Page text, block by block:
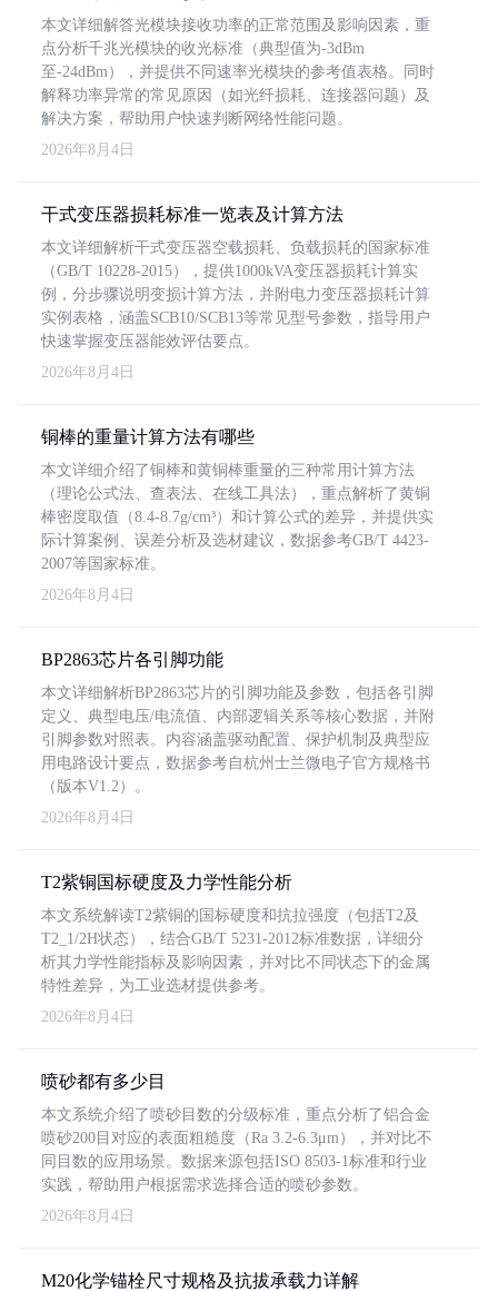
本文详细解答光模块接收功率的正常范围及影响因素，重
点分析千兆光模块的收光标准（典型值为-3dBm
至-24dBm），并提供不同速率光模块的参考值表格。同时
解释功率异常的常见原因（如光纤损耗、连接器问题）及
解决方案，帮助用户快速判断网络性能问题。
2026年8月4日
干式变压器损耗标准一览表及计算方法
本文详细解析干式变压器空载损耗、负载损耗的国家标准
（GB/T 10228-2015），提供1000kVA变压器损耗计算实
例，分步骤说明变损计算方法，并附电力变压器损耗计算
实例表格，涵盖SCB10/SCB13等常见型号参数，指导用户
快速掌握变压器能效评估要点。
2026年8月4日
铜棒的重量计算方法有哪些
本文详细介绍了铜棒和黄铜棒重量的三种常用计算方法
（理论公式法、查表法、在线工具法），重点解析了黄铜
棒密度取值（8.4-8.7g/cm³）和计算公式的差异，并提供实
际计算案例、误差分析及选材建议，数据参考GB/T 4423-
2007等国家标准。
2026年8月4日
BP2863芯片各引脚功能
本文详细解析BP2863芯片的引脚功能及参数，包括各引脚
定义、典型电压/电流值、内部逻辑关系等核心数据，并附
引脚参数对照表。内容涵盖驱动配置、保护机制及典型应
用电路设计要点，数据参考自杭州士兰微电子官方规格书
（版本V1.2）。
2026年8月4日
T2紫铜国标硬度及力学性能分析
本文系统解读T2紫铜的国标硬度和抗拉强度（包括T2及
T2_1/2H状态），结合GB/T 5231-2012标准数据，详细分
析其力学性能指标及影响因素，并对比不同状态下的金属
特性差异，为工业选材提供参考。
2026年8月4日
喷砂都有多少目
本文系统介绍了喷砂目数的分级标准，重点分析了铝合金
喷砂200目对应的表面粗糙度（Ra 3.2-6.3μm），并对比不
同目数的应用场景。数据来源包括ISO 8503-1标准和行业
实践，帮助用户根据需求选择合适的喷砂参数。
2026年8月4日
M20化学锚栓尺寸规格及抗拔承载力详解